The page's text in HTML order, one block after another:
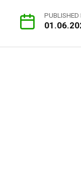
PUBLISHED